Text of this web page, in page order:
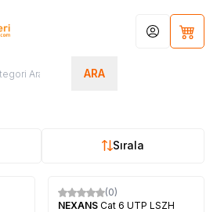
ARA
Hesabım
Sırala
Yeni
(0)
NEXANS Cat 6 UTP LSZH